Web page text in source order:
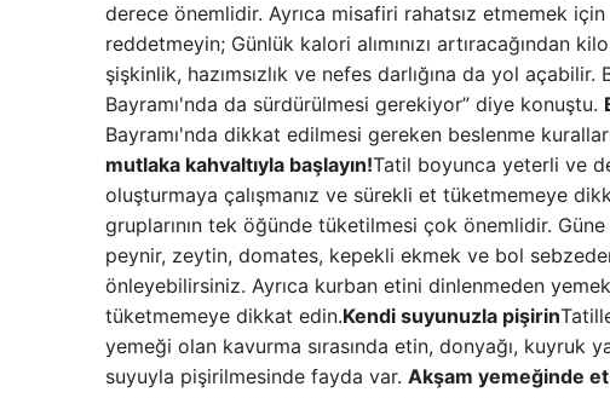
derece önemlidir. Ayrıca misafiri rahatsız etmemek
reddetmeyin; Günlük kalori alımınızı artıracağından
şişkinlik, hazımsızlık ve nefes darlığına da yol
Bayramı'nda da sürdürülmesi gerekiyor” diye konuştu.
Bayramı'nda dikkat edilmesi gereken beslenme
mutlaka kahvaltıyla başlayın!Tatil boyunca yeterli ve
oluşturmaya çalışmanız ve sürekli et tüketmemeye
gruplarının tek öğünde tüketilmesi çok önemlidir.
peynir, zeytin, domates, kepekli ekmek ve bol
önleyebilirsiniz. Ayrıca kurban etini dinlenmeden
tüketmemeye dikkat edin.Kendi suyunuzla pişirin
yemeği olan kavurma sırasında etin, donyağı, kuyruk
suyuyla pişirilmesinde fayda var. Akşam yemeğinde